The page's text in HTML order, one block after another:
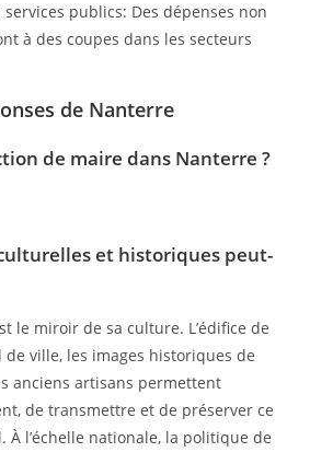
publics: Des dépenses non
à des coupes dans les secteurs
de Nanterre
de maire dans Nanterre ?
et historiques peut-
le miroir de sa culture. L’édifice de
de ville, les images historiques de
anciens artisans permettent
de transmettre et de préserver ce
l’échelle nationale, la politique de